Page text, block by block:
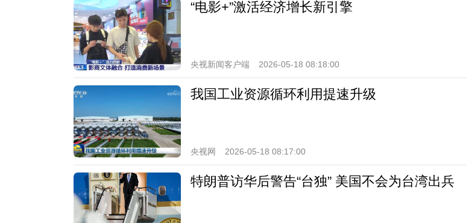
“电影+”激活经济增长新引擎
央视新闻客户端 2026-05-18 08:18:00
我国工业资源循环利用提速升级
央视网 2026-05-18 08:17:00
特朗普访华后警告“台独” 美国不会为台湾出兵